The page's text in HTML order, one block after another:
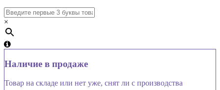
×
Наличие в продаже
Товар на складе или нет уже, снят ли с производства